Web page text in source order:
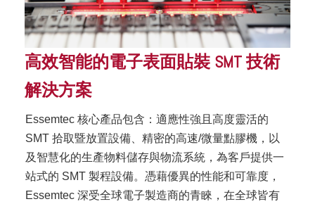
高效智能的電子表面貼裝 SMT 技術
解決方案
Essemtec 核心產品包含：適應性強且高度靈活的
SMT 拾取暨放置設備、精密的高速/微量點膠機，以
及智慧化的生產物料儲存與物流系統，為客戶提供一
站式的 SMT 製程設備。憑藉優異的性能和可靠度，
Essemtec 深受全球電子製造商的青睞，在全球皆有